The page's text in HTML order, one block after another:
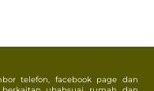
telefon, facebook page dan